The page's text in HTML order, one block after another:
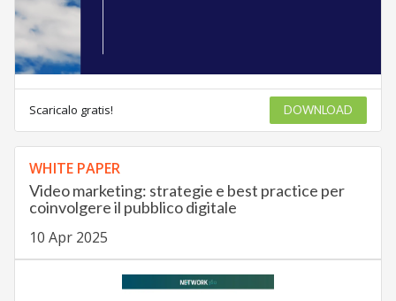
Scaricalo gratis! DOWNLOAD
WHITE PAPER
Video marketing: strategie e best practice per
coinvolgere il pubblico digitale
10 Apr 2025